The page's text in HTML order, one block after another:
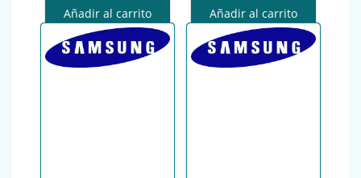
Añadir al carrito Añadir al carrito